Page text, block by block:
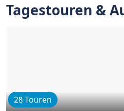
Tagestouren &
28 Touren